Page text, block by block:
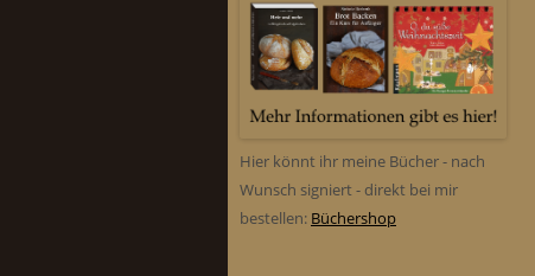
Hier könnt ihr meine Bücher - nach
Wunsch signiert - direkt bei mir
bestellen: Büchershop